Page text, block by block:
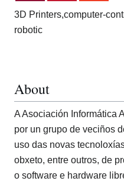
3D Printers,computer-
robotic
About
A Asociación Informática
por un grupo de veciños
uso das novas
obxeto, entre outros, de
o software e hardware